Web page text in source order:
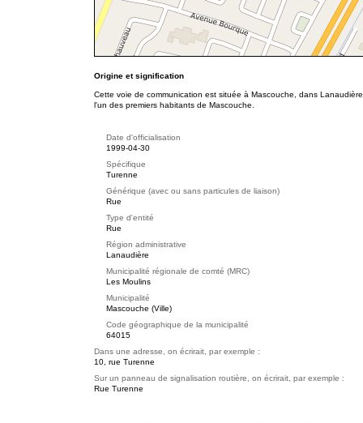
Origine et signification
Cette voie de communication est située à Mascouche, dans
l'un des premiers habitants de Mascouche.
Date d'officialisation
1999-04-30
Spécifique
Turenne
Générique (avec ou sans particules de liaison)
Rue
Type d'entité
Rue
Région administrative
Lanaudière
Municipalité régionale de comté (MRC)
Les Moulins
Municipalité
Mascouche (Ville)
Code géographique de la municipalité
64015
Dans une adresse, on écrirait, par exemple :
10, rue Turenne
Sur un panneau de signalisation routière, on écrirait, par exemple :
Rue Turenne